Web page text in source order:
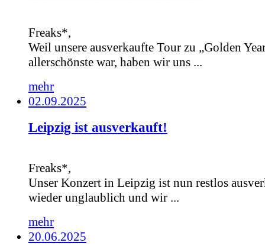
Freaks*,
Weil unsere ausverkaufte Tour zu „Golden
allerschönste war, haben wir uns ...
mehr
02.09.2025
Leipzig ist ausverkauft!
Freaks*,
Unser Konzert in Leipzig ist nun restlos
wieder unglaublich und wir ...
mehr
20.06.2025